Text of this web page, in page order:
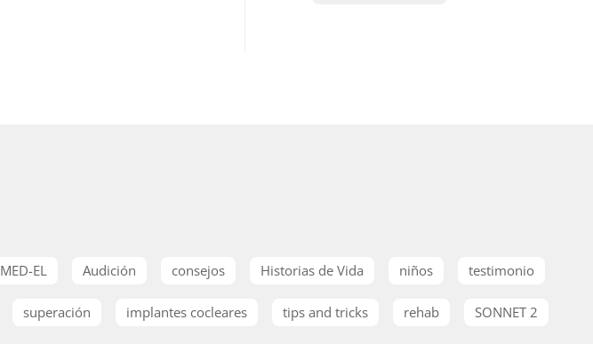
MED-EL Audición consejos Historias de Vida niños testimonio
superación implantes cocleares tips and tricks rehab SONNET 2